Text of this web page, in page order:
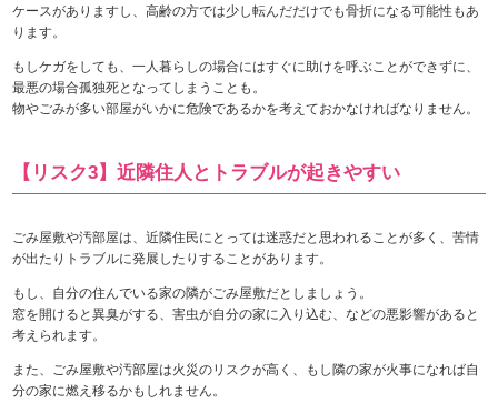
ケースがありますし、高齢の方では少し転んだだけでも骨折になる可能性もあ
ります。
もしケガをしても、一人暮らしの場合にはすぐに助けを呼ぶことができずに、
最悪の場合孤独死となってしまうことも。
物やごみが多い部屋がいかに危険であるかを考えておかなければなりません。
【リスク3】近隣住人とトラブルが起きやすい
ごみ屋敷や汚部屋は、近隣住民にとっては迷惑だと思われることが多く、苦情
が出たりトラブルに発展したりすることがあります。
もし、自分の住んでいる家の隣がごみ屋敷だとしましょう。
窓を開けると異臭がする、害虫が自分の家に入り込む、などの悪影響があると
考えられます。
また、ごみ屋敷や汚部屋は火災のリスクが高く、もし隣の家が火事になれば自
分の家に燃え移るかもしれません。